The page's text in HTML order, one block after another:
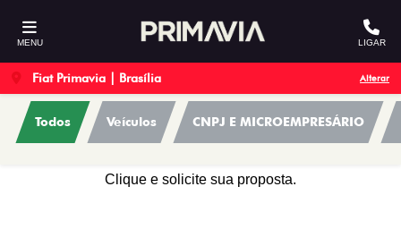
MENU LIGAR
Fiat Primavia | Brasília Alterar
Todos Veículos CNPJ E MICROEMPRESÁRIO
OFERTAS
Clique e solicite sua proposta.